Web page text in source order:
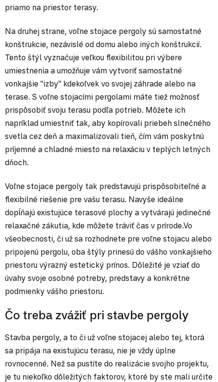
priamo na priestor terasy.
Na druhej strane, voľne stojace pergoly sú samostatné
konštrukcie, nezávislé od domu alebo iných konštrukcií.
Tento štýl vyznačuje veľkou flexibilitou pri výbere
umiestnenia a umožňuje vám vytvoriť samostatné
vonkajšie "izby" kdekoľvek vo svojej záhrade alebo na
terase. S voľne stojacími pergolami máte tiež možnosť
prispôsobiť svoju terasu podľa potrieb. Môžete ich
napríklad umiestniť tak, aby kopírovali priebeh slnečného
svetla cez deň a maximalizovali tieň, čím vám poskytnú
príjemné a chladné miesto na relaxáciu v teplých letných
dňoch.
Voľne stojace pergoly tak predstavujú prispôsobiteľné a
flexibilné riešenie pre vašu terasu. Navyše ideálne
dopĺňajú existujúce terasové plochy a vytvárajú jedinečné
relaxačné zákutia, kde môžete tráviť čas v prírode.Vo
všeobecnosti, či už sa rozhodnete pre voľne stojacu alebo
pripojenú pergolu, oba štýly prinesú do vášho vonkajšieho
priestoru výrazný estetický prínos. Dôležité je vziať do
úvahy svoje osobné potreby, predstavy a konkrétne
podmienky vášho priestoru.
Čo treba zvážiť pri stavbe pergoly
Stavba pergoly, a to či už voľne stojacej alebo tej, ktorá
sa pripája na existujúcu terasu, nie je vždy úplne
rovnocenné. Než sa pustíte do realizácie svojho projektu,
je tu niekoľko dôležitých faktorov, ktoré by ste mali určite